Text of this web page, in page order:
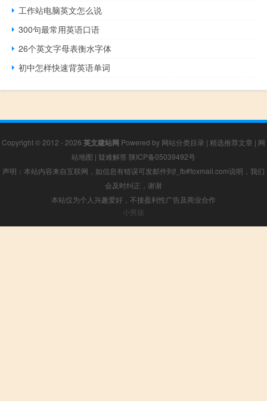
工作站电脑英文怎么说
300句最常用英语口语
26个英文字母表衡水字体
初中怎样快速背英语单词
Copyright © 2012 - 2026 英文建站网 Powered by 网站分类目录 | 精选推荐文章 | 网
站地图 | 疑难解答 陕ICP备05039492号
声明：本站内容来自互联网，如信息有错误可发邮件到f_fb#foxmail.com说明，我们
会及时纠正，谢谢
本站仅为个人兴趣爱好，不接盈利性广告及商业合作
小男孩